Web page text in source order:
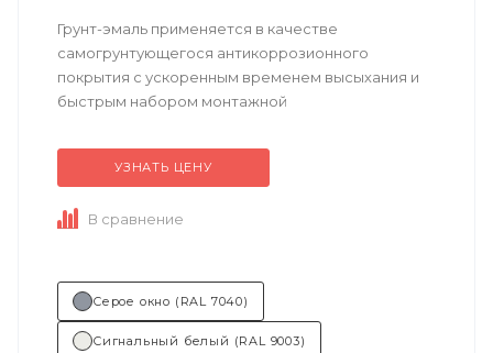
Грунт-эмаль применяется в качестве
самогрунтующегося антикоррозионного
покрытия с ускоренным временем высыхания и
быстрым набором монтажной
Техническое описание ...
УЗНАТЬ ЦЕНУ
В сравнение
Серое окно (RAL 7040)
Сигнальный белый (RAL 9003)